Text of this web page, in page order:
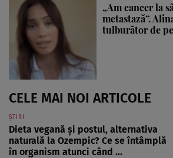
„Am cancer la
metastază”.
tulburător de
CELE MAI NOI ARTICOLE
ȘTIRI
Dieta vegană și postul, alternativa
naturală la Ozempic? Ce se întâmplă
în organism atunci când ...